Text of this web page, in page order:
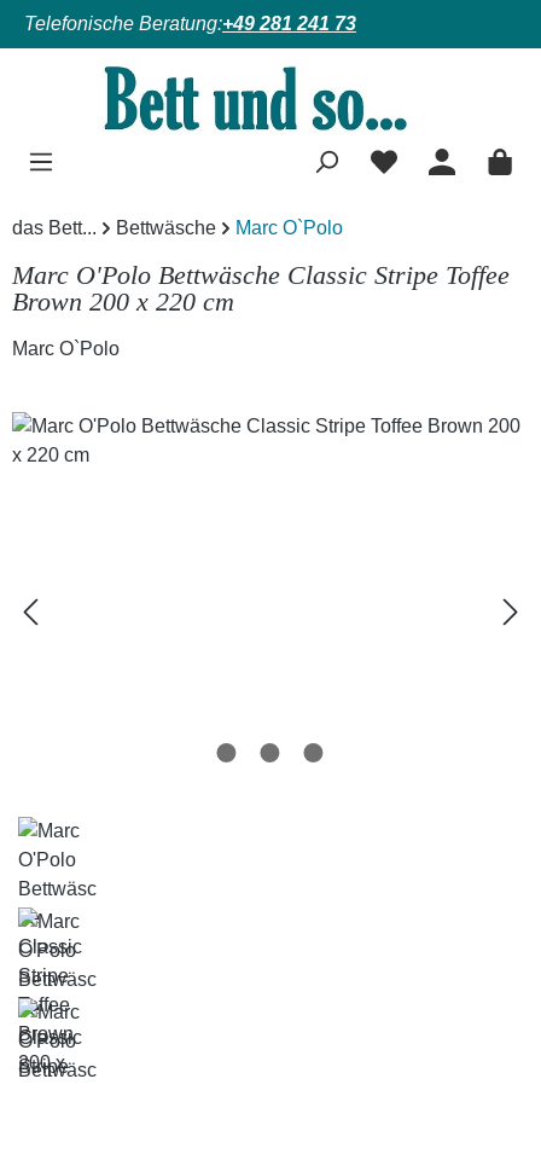
Zum Hauptinhalt springen
Telefonische Beratung:+49 281 241 73
das Bett... Bettwäsche Marc O`Polo
Marc O'Polo Bettwäsche Classic Stripe Toffee
Brown 200 x 220 cm
Marc O`Polo
Bildergalerie überspringen